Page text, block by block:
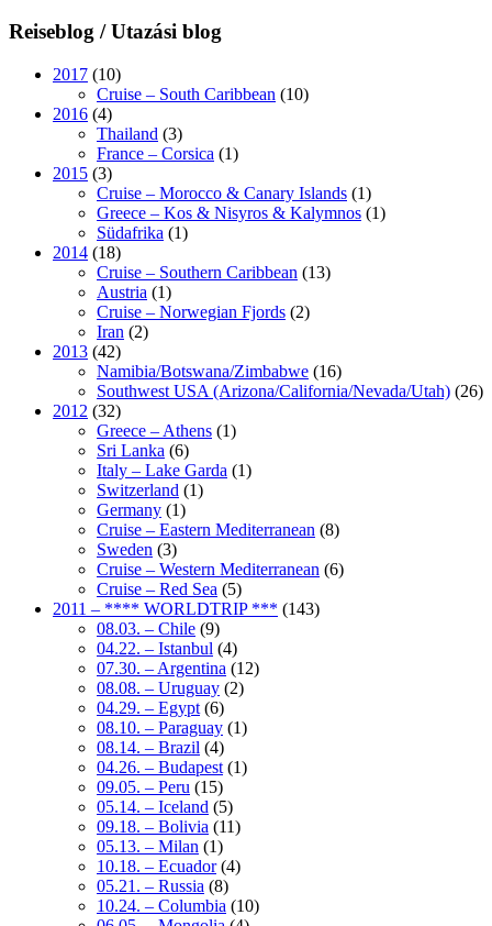
Reiseblog / Utazási blog
2017 (10)
Cruise – South Caribbean (10)
2016 (4)
Thailand (3)
France – Corsica (1)
2015 (3)
Cruise – Morocco & Canary Islands (1)
Greece – Kos & Nisyros & Kalymnos (1)
Südafrika (1)
2014 (18)
Cruise – Southern Caribbean (13)
Austria (1)
Cruise – Norwegian Fjords (2)
Iran (2)
2013 (42)
Namibia/Botswana/Zimbabwe (16)
Southwest USA (Arizona/California/Nevada/Utah) (26)
2012 (32)
Greece – Athens (1)
Sri Lanka (6)
Italy – Lake Garda (1)
Switzerland (1)
Germany (1)
Cruise – Eastern Mediterranean (8)
Sweden (3)
Cruise – Western Mediterranean (6)
Cruise – Red Sea (5)
2011 – **** WORLDTRIP *** (143)
08.03. – Chile (9)
04.22. – Istanbul (4)
07.30. – Argentina (12)
08.08. – Uruguay (2)
04.29. – Egypt (6)
08.10. – Paraguay (1)
08.14. – Brazil (4)
04.26. – Budapest (1)
09.05. – Peru (15)
05.14. – Iceland (5)
09.18. – Bolivia (11)
05.13. – Milan (1)
10.18. – Ecuador(4)
05.21. – Russia (8)
10.24. – Columbia (10)